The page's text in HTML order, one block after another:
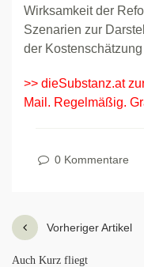
Wirksamkeit der
Szenarien zur
der
>> dieSubstanz.at
Mail. Regelmäßig.
0 Kommentare
Vorheriger Artikel
Auch Kurz fliegt